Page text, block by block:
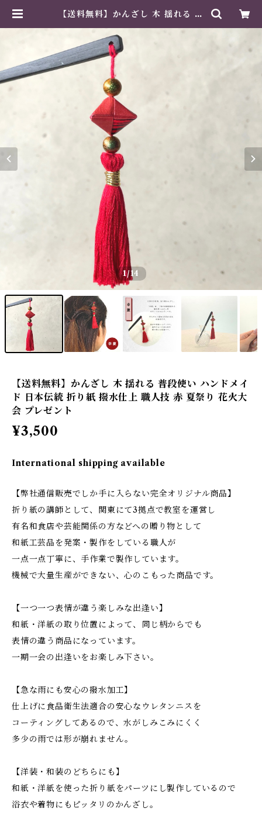
【送料無料】かんざし 木 揺れる 普
紙 撥水仕上 職人技 赤 夏祭り 花火
大会 プレゼント | 紙工芸専門店 美
そあみか
1/14
【送料無料】かんざし 木 揺れる 普段使い ハンドメイ
ド 日本伝統 折り紙 撥水仕上 職人技 赤 夏祭り 花火大
会 プレゼント
¥3,500
International shipping available
【弊社通信販売でしか手に入らない完全オリジナル商品】
折り紙の講師として、関東にて3拠点で教室を運営し
有名和食店や芸能関係の方などへの贈り物として
和紙工芸品を発案・製作をしている職人が
一点一点丁寧に、手作業で製作しています。
機械で大量生産ができない、心のこもった商品です。
【一つ一つ表情が違う楽しみな出逢い】
和紙・洋紙の取り位置によって、同じ柄からでも
表情の違う商品になっています。
一期一会の出逢いをお楽しみ下さい。
【急な雨にも安心の撥水加工】
仕上げに食品衛生法適合の安心なウレタンニスを
コーティングしてあるので、水がしみこみにくく
多少の雨では形が崩れません。
【洋装・和装のどちらにも】
和紙・洋紙を使った折り紙をパーツにし製作しているので
浴衣や着物にもピッタリのかんざし。